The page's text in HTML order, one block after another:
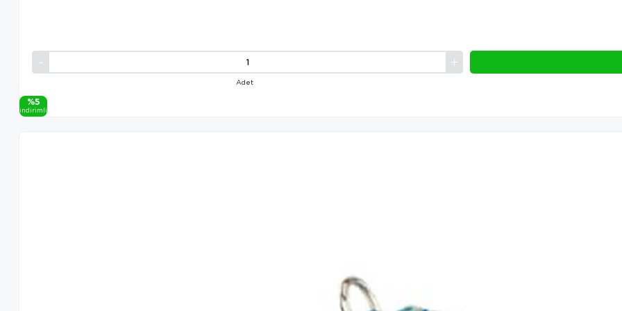
Adet
%5
i̇ndi̇ri̇mli̇